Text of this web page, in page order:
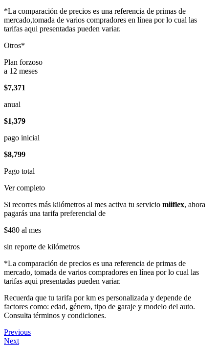
*La comparación de precios es una referencia de primas de
mercado,tomada de varios compradores en línea por lo cual las
tarifas aqui presentadas pueden variar.
Otros*
Plan forzoso
a 12 meses
$7,371
anual
$1,379
pago inicial
$8,799
Pago total
Ver completo
Si recorres más kilómetros al mes activa tu servicio miiflex, ahora
pagarás una tarifa preferencial de
$480 al mes
sin reporte de kilómetros
*La comparación de precios es una referencia de primas de
mercado, tomada de varios compradores en línea por lo cual las
tarifas aqui presentadas pueden variar.
Recuerda que tu tarifa por km es personalizada y depende de
factores como: edad, género, tipo de garaje y modelo del auto.
Consulta términos y condiciones.
Previous
Next